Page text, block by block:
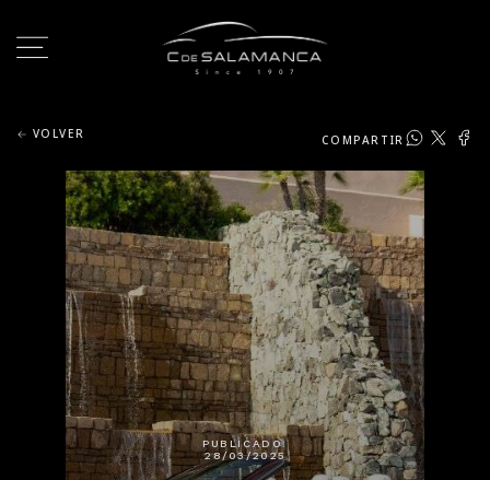
VOLVER COMPARTIR
PUBLICADO:
28/03/2025